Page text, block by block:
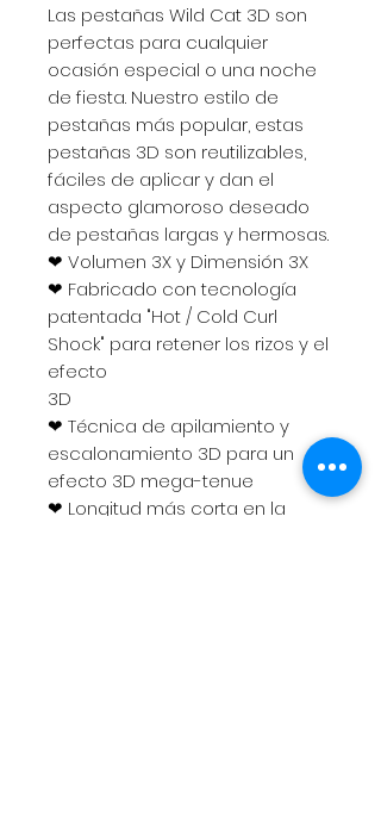
Las pestañas Wild Cat 3D son
perfectas para cualquier
ocasión especial o una noche
de fiesta. Nuestro estilo de
pestañas más popular, estas
pestañas 3D son reutilizables,
fáciles de aplicar y dan el
aspecto glamoroso deseado
de pestañas largas y hermosas.
❤ Volumen 3X y Dimensión 3X
❤ Fabricado con tecnología
patentada "Hot / Cold Curl
Shock" para retener los rizos y el
efecto
3D
❤ Técnica de apilamiento y
escalonamiento 3D para un
efecto 3D mega-tenue
❤ Longitud más corta en la